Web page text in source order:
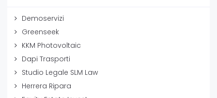
Demoservizi
Greenseek
KKM Photovoltaic
Dapi Trasporti
Studio Legale SLM Law
Herrera Ripara